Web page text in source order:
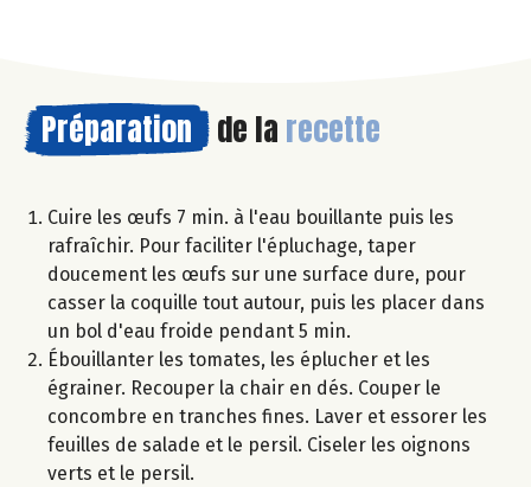
Préparation de la recette
Cuire les œufs 7 min. à l'eau bouillante puis les
rafraîchir. Pour faciliter l'épluchage, taper
doucement les œufs sur une surface dure, pour
casser la coquille tout autour, puis les placer dans
un bol d'eau froide pendant 5 min.
Ébouillanter les tomates, les éplucher et les
égrainer. Recouper la chair en dés. Couper le
concombre en tranches fines. Laver et essorer les
feuilles de salade et le persil. Ciseler les oignons
verts et le persil.